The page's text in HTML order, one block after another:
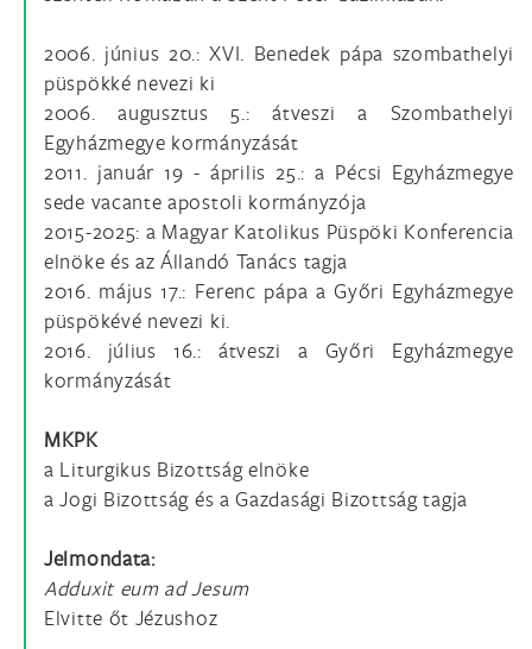
2006. június 20.: XVI. Benedek pápa szombathelyi
püspökké nevezi ki
2006. augusztus 5.: átveszi a Szombathelyi
Egyházmegye kormányzását
2011. január 19 - április 25.: a Pécsi Egyházmegye
sede vacante apostoli kormányzója
2015-2025: a Magyar Katolikus Püspöki Konferencia
elnöke és az Állandó Tanács tagja
2016. május 17.: Ferenc pápa a Győri Egyházmegye
püspökévé nevezi ki.
2016. július 16.: átveszi a Győri Egyházmegye
kormányzását
MKPK
a Liturgikus Bizottság elnöke
a Jogi Bizottság és a Gazdasági Bizottság tagja
Jelmondata:
Adduxit eum ad Jesum
Elvitte őt Jézushoz